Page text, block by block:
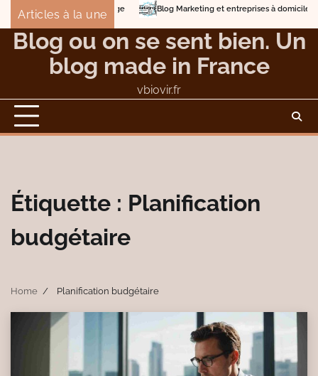
Skip
content
Articles à la une Blog Marketing et entreprises à domicile
Éviter les dangers et les nuisances du compostage
Blog ou on se sent bien. Un
blog made in France
vbiovir.fr
Étiquette : Planification
budgétaire
Home Planification budgétaire